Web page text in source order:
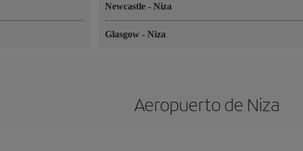
Newcastle - Niza
Glasgow - Niza
Aeropuerto de Niza